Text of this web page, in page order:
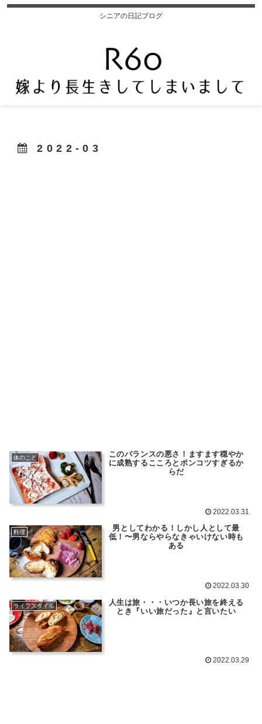
シニアの日記ブログ
2022-03
体のこと
このバランスの悪さ！ますます穏やか
に成熟するこころとポンコツすぎるか
らだ
2022.03.31
料理
男としてわかる！しかし人として最
低！〜男ならやらなきゃいけない時も
ある
2022.03.30
ライフスタイル
人生は旅・・・いつか長い旅を終える
とき『いい旅だった』と言いたい
2022.03.29